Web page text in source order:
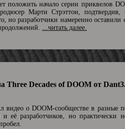
положить начало серии приквелов
Марти Стрэттон,
разработчики намеренно оставили
...читать далее.
Three Decades of DOOM от
о DOOM-сообществе в разные
её разработчиков, но практически